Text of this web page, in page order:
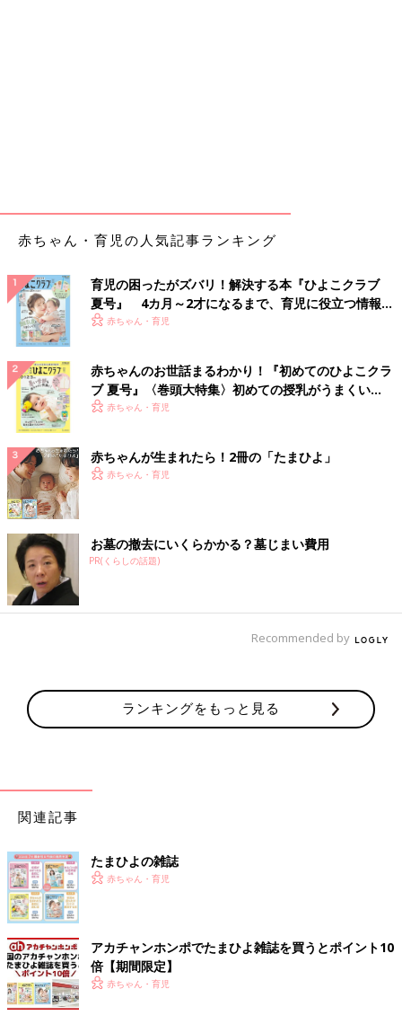
みくりキッズくりにっく 院長。小児神経専門医。東京慈恵会医
などを経て現職。おもちゃコーディネーターでもあります。
参考／ひよこクラブ2014年5月号「はいはいの気がかりホントの
ところ」
●記事の内容は記事執筆当時の情報であり、現在と異なる場合が
あります。
赤ちゃん・育児の人気記事ランキング
育児の困ったがズバリ！解決する本『ひよこクラブ
夏号』 4カ月～2才になるまで、育児に役立つ情報が
いっぱい！
赤ちゃん・育児
赤ちゃんのお世話まるわかり！『初めてのひよこクラ
ブ 夏号』〈巻頭大特集〉初めての授乳がうまくい
く！ おっぱい・ミルクの基本と夏のトラブル 解決テ
赤ちゃん・育児
赤ちゃんが生まれたら！2冊の「たまひよ」
赤ちゃん・育児
お墓の撤去にいくらかかる？墓じまい費用
PR(くらしの話題)
Recommended by
ランキングをもっと見る
関連記事
たまひよの雑誌
赤ちゃん・育児
アカチャンホンポでたまひよ雑誌を買うとポイント10
倍【期間限定】
赤ちゃん・育児